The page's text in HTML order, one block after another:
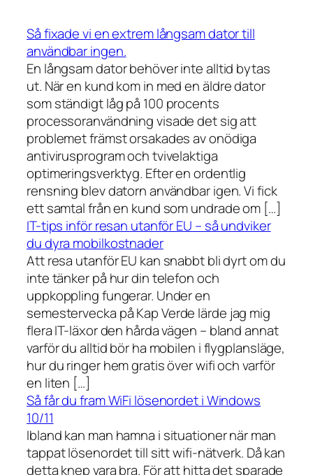
Så fixade vi en extrem långsam dator till
användbar ingen.
En långsam dator behöver inte alltid bytas
ut. När en kund kom in med en äldre dator
som ständigt låg på 100 procents
processoranvändning visade det sig att
problemet främst orsakades av onödiga
antivirusprogram och tvivelaktiga
optimeringsverktyg. Efter en ordentlig
rensning blev datorn användbar igen. Vi fick
ett samtal från en kund som undrade om […]
IT-tips inför resan utanför EU – så undviker
du dyra mobilkostnader
Att resa utanför EU kan snabbt bli dyrt om du
inte tänker på hur din telefon och
uppkoppling fungerar. Under en
semestervecka på Kap Verde lärde jag mig
flera IT-läxor den hårda vägen – bland annat
varför du alltid bör ha mobilen i flygplansläge,
hur du ringer hem gratis över wifi och varför
en liten […]
Så får du fram WiFi lösenordet i Windows
10/11
Ibland kan man hamna i situationer när man
tappat lösenordet till sitt wifi-nätverk. Då kan
detta knep vara bra. För att hitta det sparade